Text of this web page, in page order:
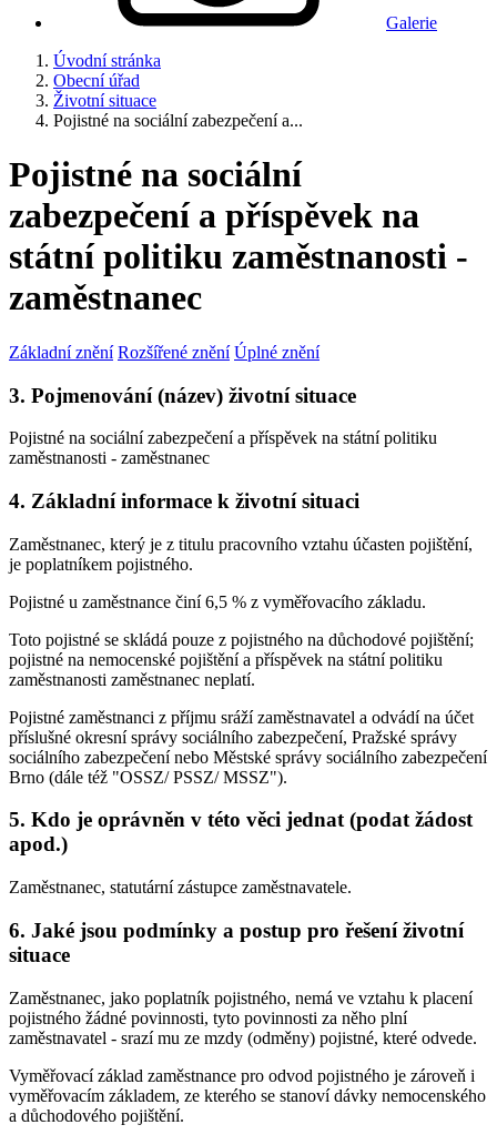
Galerie
Úvodní stránka
Obecní úřad
Životní situace
Pojistné na sociální zabezpečení a...
Pojistné na sociální
zabezpečení a příspěvek na
státní politiku zaměstnanosti -
zaměstnanec
Základní znění Rozšířené znění Úplné znění
3. Pojmenování (název) životní situace
Pojistné na sociální zabezpečení a příspěvek na státní politiku
zaměstnanosti - zaměstnanec
4. Základní informace k životní situaci
Zaměstnanec, který je z titulu pracovního vztahu účasten pojištění,
je poplatníkem pojistného.
Pojistné u zaměstnance činí 6,5 % z vyměřovacího základu.
Toto pojistné se skládá pouze z pojistného na důchodové pojištění;
pojistné na nemocenské pojištění a příspěvek na státní politiku
zaměstnanosti zaměstnanec neplatí.
Pojistné zaměstnanci z příjmu sráží zaměstnavatel a odvádí na účet
příslušné okresní správy sociálního zabezpečení, Pražské správy
sociálního zabezpečení nebo Městské správy sociálního zabezpečení
Brno (dále též "OSSZ/ PSSZ/ MSSZ").
5. Kdo je oprávněn v této věci jednat (podat žádost
apod.)
Zaměstnanec, statutární zástupce zaměstnavatele.
6. Jaké jsou podmínky a postup pro řešení životní
situace
Zaměstnanec, jako poplatník pojistného, nemá ve vztahu k placení
pojistného žádné povinnosti, tyto povinnosti za něho plní
zaměstnavatel - srazí mu ze mzdy (odměny) pojistné, které odvede.
Vyměřovací základ zaměstnance pro odvod pojistného je zároveň i
vyměřovacím základem, ze kterého se stanoví dávky nemocenského
a důchodového pojištění.